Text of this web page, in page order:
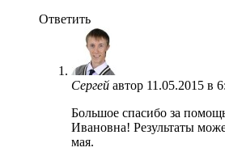
Ответить
Сергей автор 11.05.2015 в
Большое спасибо за
Ивановна! Результаты
мая.